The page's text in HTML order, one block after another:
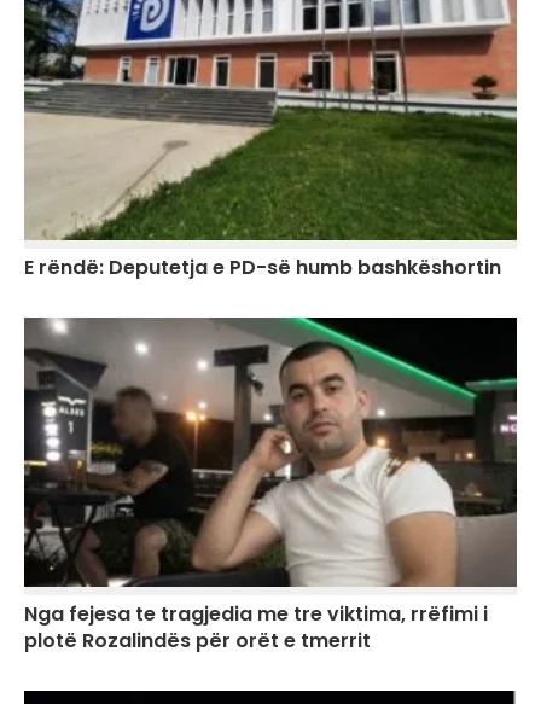
E rëndë: Deputetja e PD-së humb bashkëshortin
Nga fejesa te tragjedia me tre viktima, rrëfimi i
plotë Rozalindës për orët e tmerrit